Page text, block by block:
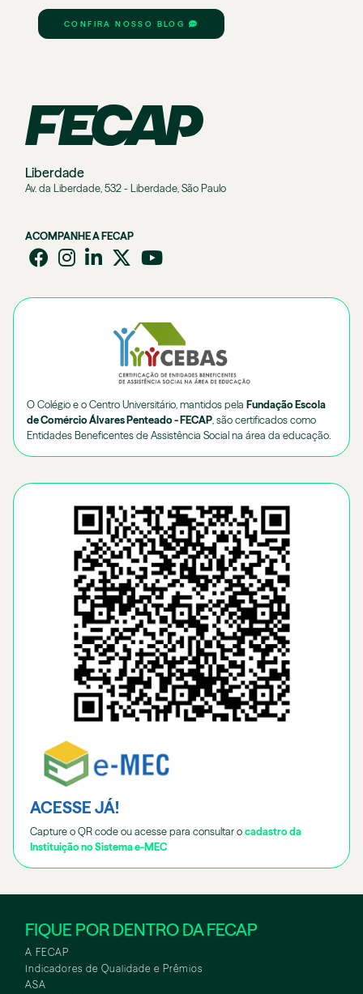
CONFIRA NOSSO BLOG
Liberdade
Av. da Liberdade, 532 - Liberdade, São Paulo
ACOMPANHE A FECAP
O Colégio e o Centro Universitário, mantidos pela Fundação Escola
de Comércio Álvares Penteado - FECAP , são certificados como
Entidades Beneficentes de Assistência Social na área da educação.
ACESSE JÁ!
Capture o QR code ou acesse para consultar o cadastro da
Instituição no Sistema e-MEC
FIQUE POR DENTRO DA FECAP
A FECAP
Indicadores de Qualidade e Prêmios
ASA